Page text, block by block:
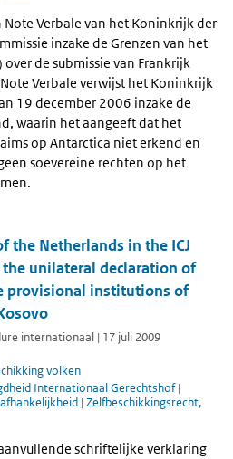
Verbale van het Koninkrijk der
inzake de Grenzen van het
over de submissie van Frankrijk
Verbale verwijst het Koninkrijk
19 december 2006 inzake de
waarin het aangeeft dat het
op Antarctica niet erkend en
soevereine rechten op het
the Netherlands in the ICJ
unilateral declaration of
provisional institutions of
internationaal | 17 juli 2009
volken
Internationaal Gerechtshof|
| Zelfbeschikkingsrecht,
schriftelijke verklaring